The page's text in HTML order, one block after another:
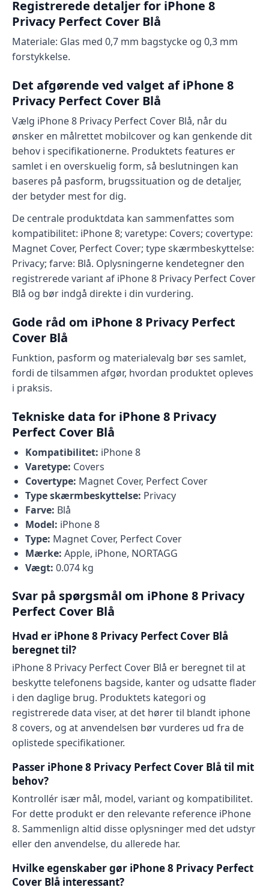
Registrerede detaljer for iPhone 8
Privacy Perfect Cover Blå
Materiale: Glas med 0,7 mm bagstycke og 0,3 mm
forstykkelse.
Det afgørende ved valget af iPhone 8
Privacy Perfect Cover Blå
Vælg iPhone 8 Privacy Perfect Cover Blå, når du
ønsker en målrettet mobilcover og kan genkende dit
behov i specifikationerne. Produktets features er
samlet i en overskuelig form, så beslutningen kan
baseres på pasform, brugssituation og de detaljer,
der betyder mest for dig.
De centrale produktdata kan sammenfattes som
kompatibilitet: iPhone 8; varetype: Covers; covertype:
Magnet Cover, Perfect Cover; type skærmbeskyttelse:
Privacy; farve: Blå. Oplysningerne kendetegner den
registrerede variant af iPhone 8 Privacy Perfect Cover
Blå og bør indgå direkte i din vurdering.
Gode råd om iPhone 8 Privacy Perfect
Cover Blå
Funktion, pasform og materialevalg bør ses samlet,
fordi de tilsammen afgør, hvordan produktet opleves
i praksis.
Tekniske data for iPhone 8 Privacy
Perfect Cover Blå
Kompatibilitet: iPhone 8
Varetype: Covers
Covertype: Magnet Cover, Perfect Cover
Type skærmbeskyttelse: Privacy
Farve: Blå
Model: iPhone 8
Type: Magnet Cover, Perfect Cover
Mærke: Apple, iPhone, NORTAGG
Vægt: 0.074 kg
Svar på spørgsmål om iPhone 8 Privacy
Perfect Cover Blå
Hvad er iPhone 8 Privacy Perfect Cover Blå
beregnet til?
iPhone 8 Privacy Perfect Cover Blå er beregnet til at
beskytte telefonens bagside, kanter og udsatte flader
i den daglige brug. Produktets kategori og
registrerede data viser, at det hører til blandt iphone
8 covers, og at anvendelsen bør vurderes ud fra de
oplistede specifikationer.
Passer iPhone 8 Privacy Perfect Cover Blå til mit
behov?
Kontrollér især mål, model, variant og kompatibilitet.
For dette produkt er den relevante reference iPhone
8. Sammenlign altid disse oplysninger med det udstyr
eller den anvendelse, du allerede har.
Hvilke egenskaber gør iPhone 8 Privacy Perfect
Cover Blå interessant?